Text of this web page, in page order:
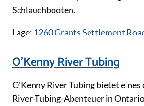
Schlauchbooten.
Lage: 1260 Grants Settlement
O'Kenny River Tubing
O'Kenny River Tubing bietet eines
River-Tubing-Abenteuer in